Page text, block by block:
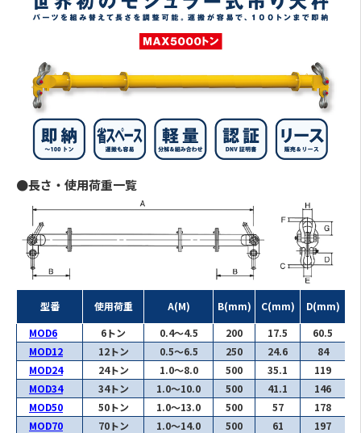
●長さ・使用荷重一覧
型番 使用荷重 A(M) B(mm) C(mm) D(mm)
MOD6
6トン 0.4～4.5 200 17.5 60.5
MOD12
12トン 0.5～6.5 250 24.6
84
MOD24
24トン 1.0～8.0 500 35.1 119
MOD34
34トン 1.0～10.0 500 41.1 146
MOD50
50トン 1.0～13.0 500 57 178
MOD70
70トン 1.0～14.0 500 61 197